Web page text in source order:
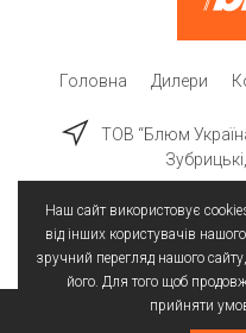
Головна Дилери
ТОВ “Блюм
Наш сайт використовує
від інших користувачів
зручний перегляд нашого
його. Для того щоб
прийняти